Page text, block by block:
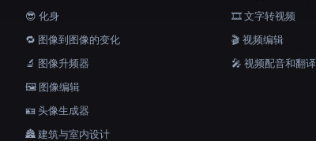
😎 化身
🔁 图像到图像的变化
🔬 图像升频器
🖼️ 图像编辑
🪪 头像生成器
🏯 建筑与室内设计
🎞️ 文字转视频
🎬 视频编辑
🎤 视频配音和翻译